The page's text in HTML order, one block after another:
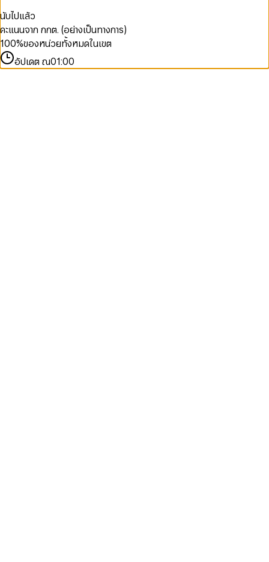
นับไปแล้ว
คะแนนจาก กกต. (อย่างเป็นทางการ)
100%ของหน่วยทั้งหมดในเขต
อัปเดต ณ01:00